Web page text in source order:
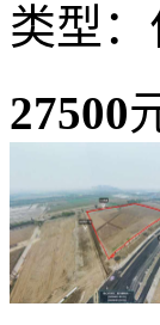
类型
27500